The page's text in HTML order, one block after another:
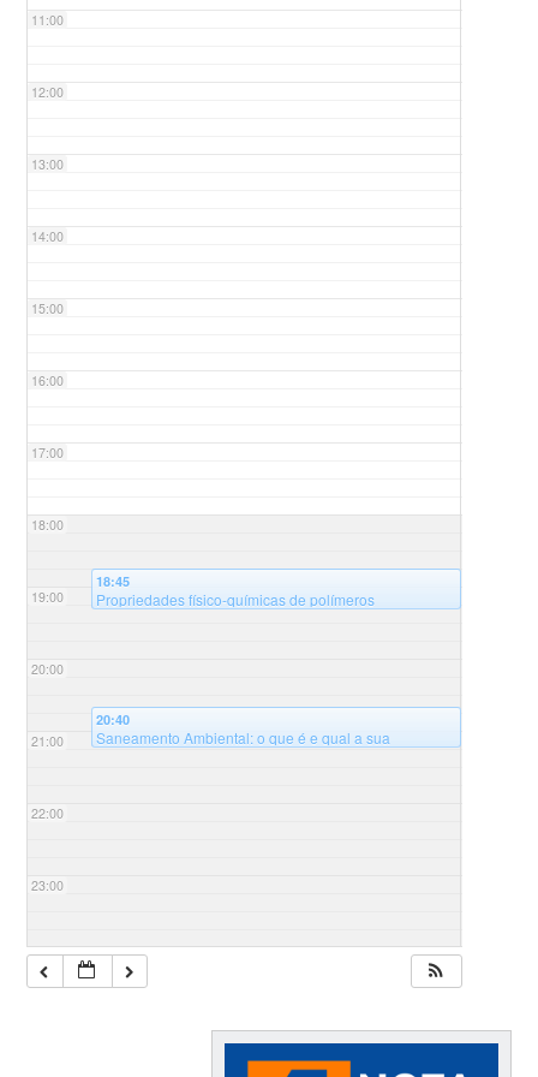
11:00
12:00
13:00
14:00
15:00
16:00
17:00
18:00
19:00
20:00
21:00
22:00
23:00
18:45
Propriedades físico-químicas de polímeros
20:40
Saneamento Ambiental: o que é e qual a sua